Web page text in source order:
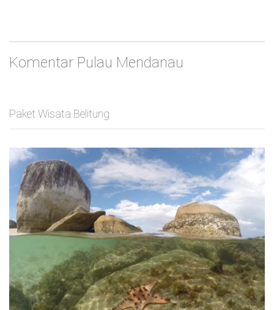
Komentar Pulau Mendanau
Paket Wisata Belitung